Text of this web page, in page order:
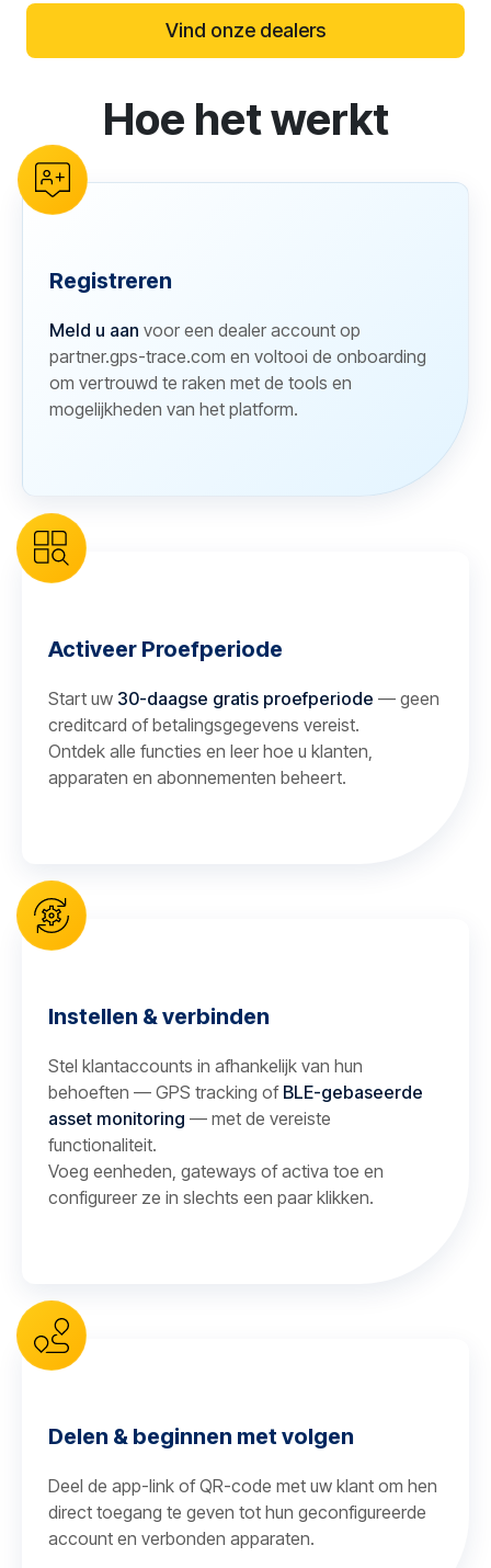
Vind onze dealers
reCAPTCHA verification
Hoe het werkt
Registreren
Meld u aan voor een dealer account op
partner.gps-trace.com en voltooi de onboarding
om vertrouwd te raken met de tools en
mogelijkheden van het platform.
Activeer Proefperiode
Start uw 30-daagse gratis proefperiode — geen
creditcard of betalingsgegevens vereist.
Ontdek alle functies en leer hoe u klanten,
apparaten en abonnementen beheert.
Instellen & verbinden
Stel klantaccounts in afhankelijk van hun
behoeften — GPS tracking of BLE-gebaseerde
asset monitoring — met de vereiste
functionaliteit.
Voeg eenheden, gateways of activa toe en
configureer ze in slechts een paar klikken.
Delen & beginnen met volgen
Deel de app-link of QR-code met uw klant om hen
direct toegang te geven tot hun geconfigureerde
account en verbonden apparaten.